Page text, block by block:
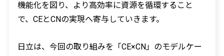
機能化を図り、より高効率に資源を循環すること
で、CEとCNの実現へ寄与していきます。
日立は、今回の取り組みを「CE×CN」のモデルケー